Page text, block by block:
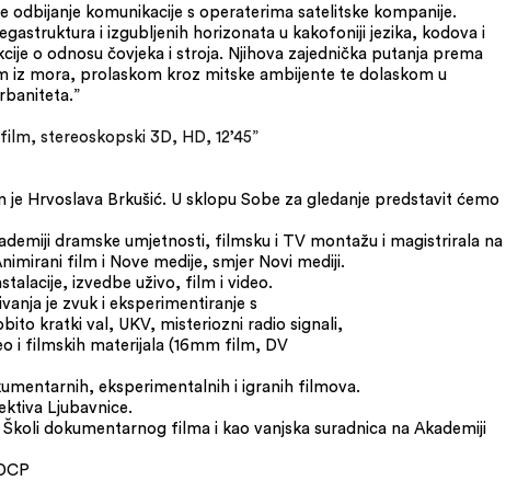
komunikacije s operaterima satelitske kompanije.
i izgubljenih horizonata u kakofoniji jezika, kodova i
o odnosu čovjeka i stroja. Njihova zajednička putanja prema
iz mora, prolaskom kroz mitske ambijente te dolaskom u
stereoskopski 3D, HD, 12’45”
Hrvoslava Brkušić. U sklopu Sobe za gledanje predstavit ćemo
dramske umjetnosti, filmsku i TV montažu i magistrirala na
film i Nove medije, smjer Novi mediji.
izvedbe uživo, film i video.
je zvuk i eksperimentiranje s
kratki val, UKV, misteriozni radio signali,
i filmskih materijala (16mm film, DV
eksperimentalnih i igranih filmova.
Ljubavnice.
dokumentarnog filma i kao vanjska suradnica na Akademiji